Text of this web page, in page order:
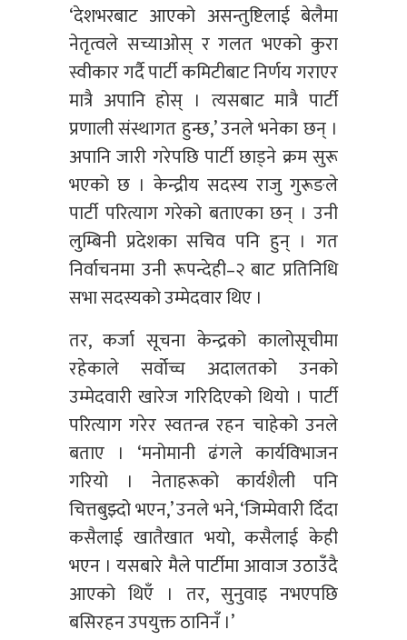
‘देशभरबाट आएको असन्तुष्टिलाई बेलैमा
नेतृत्वले सच्याओस् र गलत भएको कुरा
स्वीकार गर्दै पार्टी कमिटीबाट निर्णय गराएर
मात्रै अपानि होस् । त्यसबाट मात्रै पार्टी
प्रणाली संस्थागत हुन्छ,’ उनले भनेका छन् ।
अपानि जारी गरेपछि पार्टी छाड्ने क्रम सुरू
भएको छ । केन्द्रीय सदस्य राजु गुरूङले
पार्टी परित्याग गरेको बताएका छन् । उनी
लुम्बिनी प्रदेशका सचिव पनि हुन् । गत
निर्वाचनमा उनी रूपन्देही–२ बाट प्रतिनिधि
सभा सदस्यको उम्मेदवार थिए ।
तर, कर्जा सूचना केन्द्रको कालोसूचीमा
रहेकाले सर्वोच्च अदालतको उनको
उम्मेदवारी खारेज गरिदिएको थियो । पार्टी
परित्याग गरेर स्वतन्त्र रहन चाहेको उनले
बताए । ‘मनोमानी ढंगले कार्यविभाजन
गरियो । नेताहरूको कार्यशैली पनि
चित्तबुझ्दो भएन,’ उनले भने, ‘जिम्मेवारी दिँदा
कसैलाई खातैखात भयो, कसैलाई केही
भएन । यसबारे मैले पार्टीमा आवाज उठाउँदै
आएको थिएँ । तर, सुनुवाइ नभएपछि
बसिरहन उपयुक्त ठानिनँ ।’